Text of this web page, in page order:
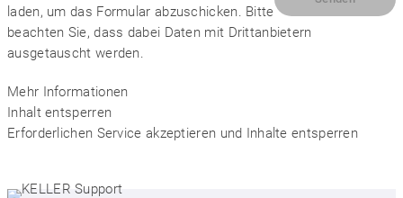
laden, um das Formular abzuschicken. Bitte
beachten Sie, dass dabei Daten mit Drittanbietern
ausgetauscht werden.
Mehr Informationen
Inhalt entsperren
Erforderlichen Service akzeptieren und Inhalte entsperren